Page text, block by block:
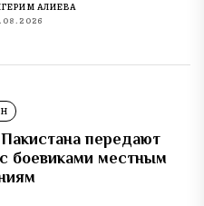
АЛИЕВА
передают
боевиками местным